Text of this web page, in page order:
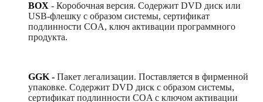
BOX - Коробочная версия. Содержит DVD диск или
USB-флешку с образом системы, сертификат
подлинности COA, ключ активации программного
продукта.
GGK - Пакет легализации. Поставляется в фирменной
упаковке. Содержит DVD диск с образом системы,
сертификат подлинности COA с ключом активации